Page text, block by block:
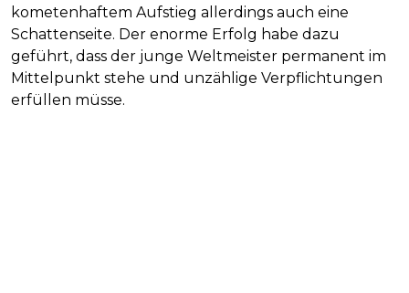
kometenhaftem Aufstieg allerdings auch eine
Schattenseite. Der enorme Erfolg habe dazu
geführt, dass der junge Weltmeister permanent im
Mittelpunkt stehe und unzählige Verpflichtungen
erfüllen müsse.